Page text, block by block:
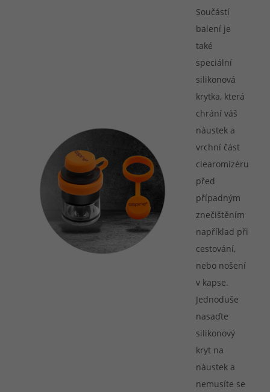
Součástí
balení je
také
speciální
silikonová
krytka, která
chrání váš
náustek a
vrchní část
clearomizéru
před
případným
znečištěním
například při
cestování,
nebo nošení
v kapse.
Jednoduše
nasaďte
silikonový
kryt na
náustek a
nemusíte se